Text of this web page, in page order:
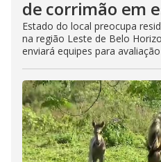
de corrimão em
Estado do local preocupa
na região Leste de Belo
enviará equipes para avaliação